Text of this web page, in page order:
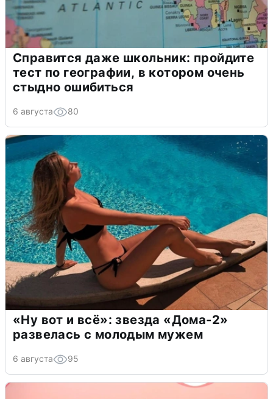
Справится даже школьник: пройдите
тест по географии, в котором очень
стыдно ошибиться
6 августа 80
«Ну вот и всё»: звезда «Дома-2»
развелась с молодым мужем
6 августа 95